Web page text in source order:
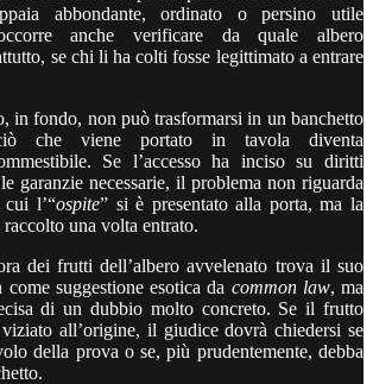
abbondante, ordinato o persino utile
occorre anche verificare da quale albero
se chi li ha colti fosse legittimato a entrare
in fondo, non può trasformarsi in un banchetto
che viene portato in tavola diventa
Se l’accesso ha inciso su diritti
garanzie necessarie, il problema non riguarda
l’“ospite” si è presentato alla porta, ma la
una volta entrato.
dei frutti dell’albero avvelenato trova il suo
suggestione esotica da common law, ma
di un dubbio molto concreto. Se il frutto
all’origine, il giudice dovrà chiedersi se
della prova o se, più prudentemente, debba